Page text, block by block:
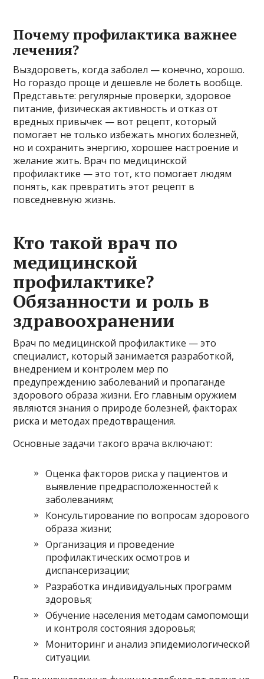
Почему профилактика важнее
лечения?
Выздороветь, когда заболел — конечно, хорошо.
Но гораздо проще и дешевле не болеть вообще.
Представьте: регулярные проверки, здоровое
питание, физическая активность и отказ от
вредных привычек — вот рецепт, который
помогает не только избежать многих болезней,
но и сохранить энергию, хорошее настроение и
желание жить. Врач по медицинской
профилактике — это тот, кто помогает людям
понять, как превратить этот рецепт в
повседневную жизнь.
Кто такой врач по
медицинской
профилактике?
Обязанности и роль в
здравоохранении
Врач по медицинской профилактике — это
специалист, который занимается разработкой,
внедрением и контролем мер по
предупреждению заболеваний и пропаганде
здорового образа жизни. Его главным оружием
являются знания о природе болезней, факторах
риска и методах предотвращения.
Основные задачи такого врача включают:
Оценка факторов риска у пациентов и
выявление предрасположенностей к
заболеваниям;
Консультирование по вопросам здорового
образа жизни;
Организация и проведение
профилактических осмотров и
диспансеризации;
Разработка индивидуальных программ
здоровья;
Обучение населения методам самопомощи
и контроля состояния здоровья;
Мониторинг и анализ эпидемиологической
ситуации.